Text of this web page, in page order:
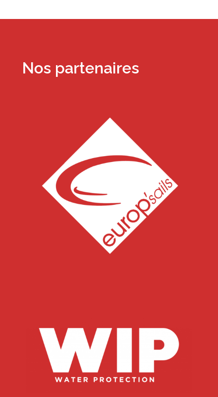
Nos partenaires